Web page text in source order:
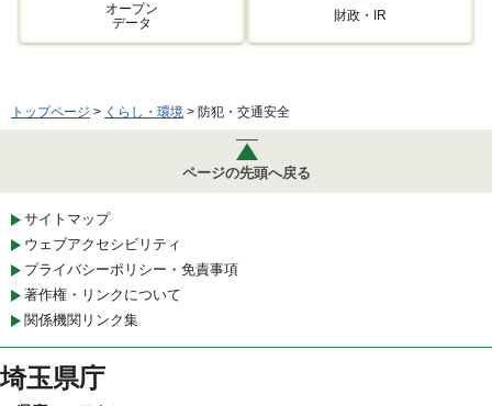
オープン
データ
財政・IR
トップページ > くらし・環境 > 防犯・交通安全
ページの先頭へ戻る
サイトマップ
ウェブアクセシビリティ
プライバシーポリシー・免責事項
著作権・リンクについて
関係機関リンク集
埼玉県庁